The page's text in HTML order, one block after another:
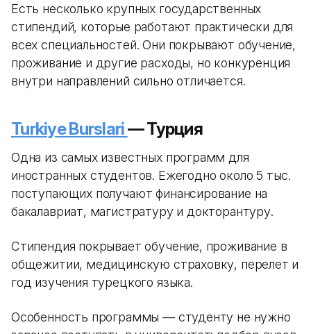
Есть несколько крупных государственных
стипендий, которые работают практически для
всех специальностей. Они покрывают обучение,
проживание и другие расходы, но конкуренция
внутри направлений сильно отличается.
Turkiye Burslari— Турция
Одна из самых известных программ для
иностранных студентов. Ежегодно около 5 тыс.
поступающих получают финансирование на
бакалавриат, магистратуру и докторантуру.
Стипендия покрывает обучение, проживание в
общежитии, медицинскую страховку, перелет и
год изучения турецкого языка.
Особенность программы — студенту не нужно